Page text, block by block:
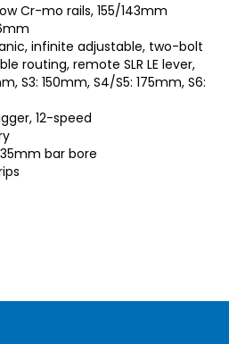
Cr-mo rails, 155/143mm
infinite adjustable, two-bolt
routing, remote SLR LE lever,
S3: 150mm, S4/S5: 175mm, S6:
12-speed
bar bore